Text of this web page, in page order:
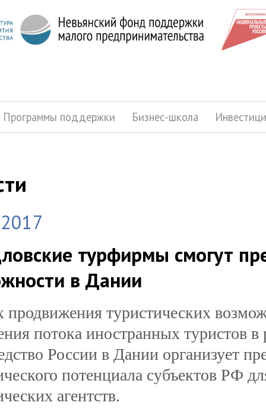
Программы поддержки Бизнес-школа
турфирмы смогут
в Дании
продвижения туристических
потока иностранных туристов в
России в Дании организует
потенциала субъектов РФ
агентств.